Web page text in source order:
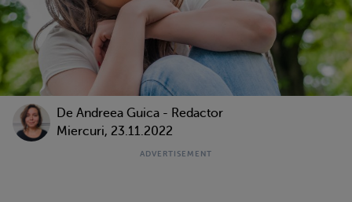
De Andreea Guica - Redactor
Miercuri, 23.11.2022